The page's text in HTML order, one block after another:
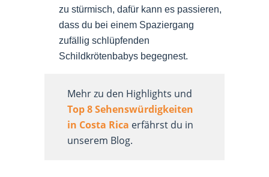
zu stürmisch, dafür kann es passieren,
dass du bei einem Spaziergang
zufällig schlüpfenden
Schildkrötenbabys begegnest.
Mehr zu den Highlights und
Top 8 Sehenswürdigkeiten
in Costa Rica erfährst du in
unserem Blog.